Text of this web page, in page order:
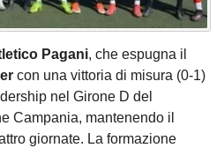
Pagani, che espugna il
con una vittoria di misura (0-1)
nel Girone D del
Campania, mantenendo il
giornate. La formazione